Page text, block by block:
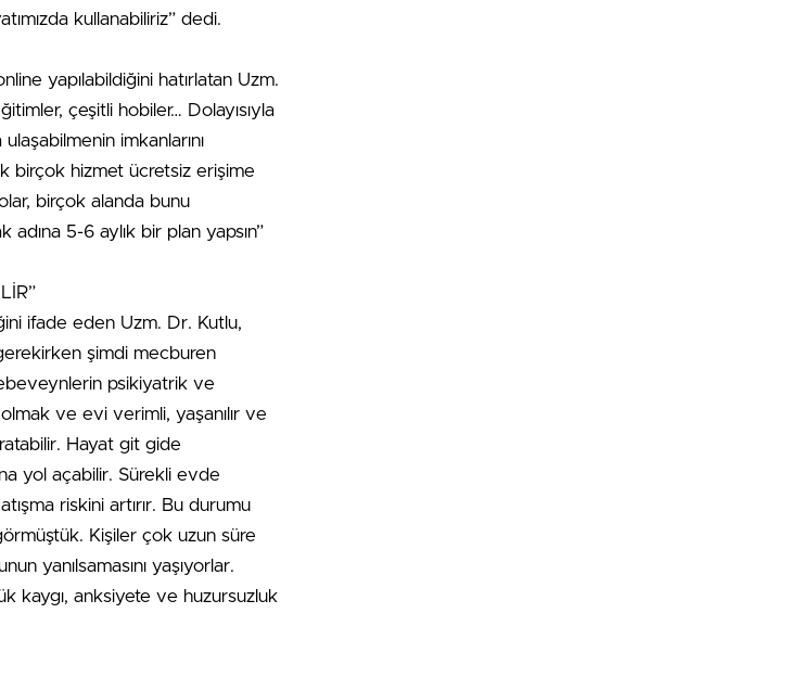
kullanabiliriz” dedi.
yapılabildiğini hatırlatan Uzm.
çeşitli hobiler… Dolayısıyla
imkanlarını
birçok hizmet ücretsiz erişime
birçok alanda bunu
5-6 aylık bir plan yapsın”
ifade eden Uzm. Dr. Kutlu,
şimdi mecburen
psikiyatrik ve
ve evi verimli, yaşanılır ve
Hayat git gide
yol açabilir. Sürekli evde
riskini artırır. Bu durumu
Kişiler çok uzun süre
yanılsamasını yaşıyorlar.
kaygı, anksiyete ve huzursuzluk